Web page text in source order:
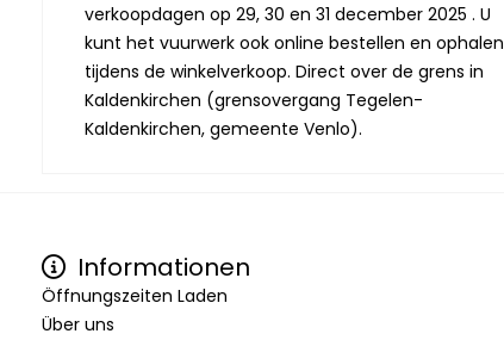
verkoopdagen op 29, 30 en 31 december 2025 . U
kunt het vuurwerk ook online bestellen en ophalen
tijdens de winkelverkoop. Direct over de grens in
Kaldenkirchen (grensovergang Tegelen-
Kaldenkirchen, gemeente Venlo).
Informationen
Öffnungszeiten Laden
Über uns